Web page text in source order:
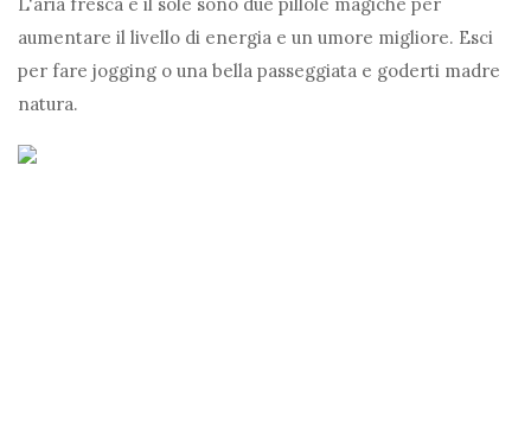
aumentare il livello di energia e un umore migliore. Esci
per fare jogging o una bella passeggiata e goderti madre
natura.